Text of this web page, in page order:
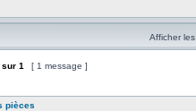
Afficher
sur 1 [ 1 message ]
pièces